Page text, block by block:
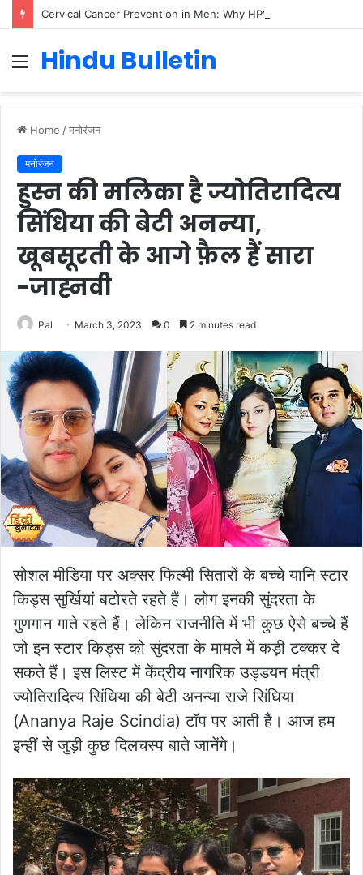
Menu
Hindu Bulletin
Home /मनोरंजन
मनोरंजन
हुस्न की मलिका है ज्योतिरादित्य
सिंधिया की बेटी अनन्या,
खूबसूरती के आगे फ़ैल हैं सारा
-जाह्नवी
Pal March 3, 2023 0 2 minutes read
सोशल मीडिया पर अक्सर फिल्मी सितारों के बच्चे यानि स्टार
किड्स सुर्खियां बटोरते रहते हैं। लोग इनकी सुंदरता के
गुणगान गाते रहते हैं। लेकिन राजनीति में भी कुछ ऐसे बच्चे हैं
जो इन स्टार किड्स को सुंदरता के मामले में कड़ी टक्कर दे
सकते हैं। इस लिस्ट में केंद्रीय नागरिक उड्डयन मंत्री
ज्योतिरादित्य सिंधिया की बेटी अनन्या राजे सिंधिया
(Ananya Raje Scindia) टॉप पर आती हैं। आज हम
इन्हीं से जुड़ी कुछ दिलचस्प बाते जानेंगे।